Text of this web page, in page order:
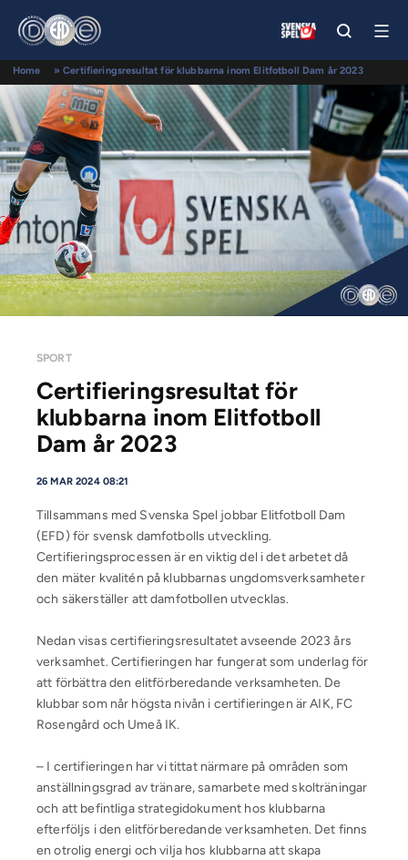
Home »Certifieringsresultat för klubbarna inom Elitfotboll Dam år 2023
SPORT
Certifieringsresultat för
klubbarna inom Elitfotboll
Dam år 2023
26 MAR 2024 08:21
Tillsammans med Svenska Spel jobbar Elitfotboll Dam
(EFD) för svensk damfotbolls utveckling.
Certifieringsprocessen är en viktig del i det arbetet då
den mäter kvalitén på klubbarnas ungdomsverksamheter
och säkerställer att damfotbollen utvecklas.
Nedan visas certifieringsresultatet avseende 2023 års
verksamhet. Certifieringen har fungerat som underlag för
att förbättra den elitförberedande verksamheten. De
klubbar som når högsta nivån i certifieringen är AIK, FC
Rosengård och Umeå IK.
– I certifieringen har vi tittat närmare på områden som
anställningsgrad av tränare, samarbete med skolträningar
och att befintliga strategidokument hos klubbarna
efterföljs i den elitförberedande verksamheten. Det finns
en otrolig energi och vilja hos klubbarna att skapa